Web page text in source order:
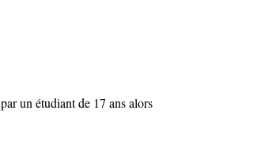
un étudiant de 17 ans alors